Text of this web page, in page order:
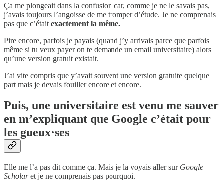
Ça me plongeait dans la confusion car, comme je ne le savais pas,
j’avais toujours l’angoisse de me tromper d’étude. Je ne comprenais
pas que c’était exactement la même.
Pire encore, parfois je payais (quand j’y arrivais parce que parfois
même si tu veux payer on te demande un email universitaire) alors
qu’une version gratuit existait.
J’ai vite compris que y’avait souvent une version gratuite quelque
part mais je devais fouiller encore et encore.
Puis, une universitaire est venu me sauver
en m’expliquant que Google c’était pour
les gueux·ses
Elle me l’a pas dit comme ça. Mais je la voyais aller sur Google
Scholaret je ne comprenais pas pourquoi.